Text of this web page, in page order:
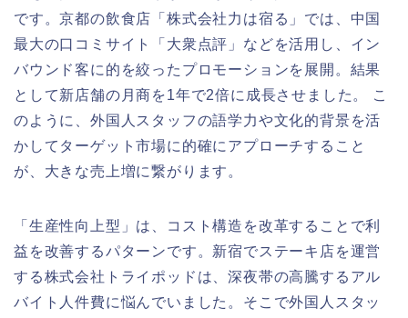
です。京都の飲食店「株式会社力は宿る」では、中国
最大の口コミサイト「大衆点評」などを活用し、イン
バウンド客に的を絞ったプロモーションを展開。結果
として新店舗の月商を1年で2倍に成長させました。 こ
のように、外国人スタッフの語学力や文化的背景を活
かしてターゲット市場に的確にアプローチすること
が、大きな売上増に繋がります。
「生産性向上型」は、コスト構造を改革することで利
益を改善するパターンです。新宿でステーキ店を運営
する株式会社トライポッドは、深夜帯の高騰するアル
バイト人件費に悩んでいました。そこで外国人スタッ